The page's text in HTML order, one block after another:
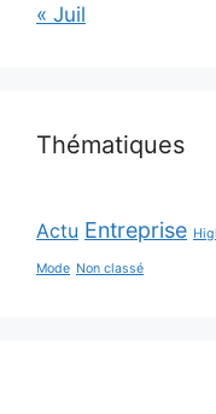
« Juil
Thématiques
Actu Entreprise
Mode Non classé